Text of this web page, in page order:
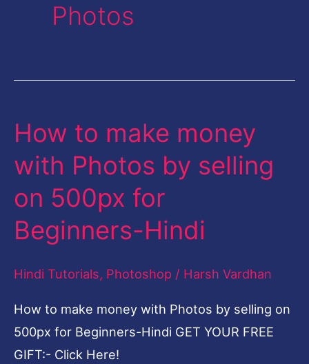
Photos
How to make money
with Photos by selling
on 500px for
Beginners-Hindi
Hindi Tutorials, Photoshop / Harsh Vardhan
How to make money with Photos by selling on
500px for Beginners-Hindi GET YOUR FREE
GIFT:- Click Here!
How
make
money
with
Photos
on
500px
for